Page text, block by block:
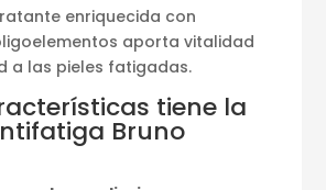
enriquecida con
aporta vitalidad
a las pieles fatigadas.
tiene la
Bruno